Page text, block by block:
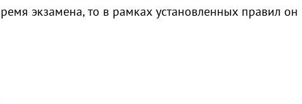
экзамена, то в рамках установленных правил он